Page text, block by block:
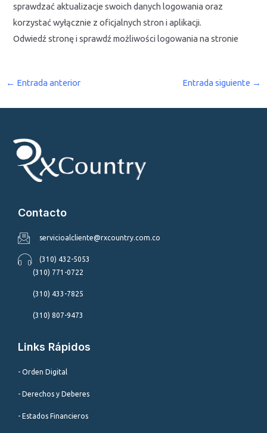
sprawdzać aktualizacje swoich danych logowania oraz
korzystać wyłącznie z oficjalnych stron i aplikacji.
Odwiedź stronę i sprawdź możliwości logowania na stronie
← Entrada anterior Entrada siguiente →
Contacto
servicioalcliente@rxcountry.com.co
(310) 432-5053
(310) 771-0722
(310) 433-7825
(310) 807-9473
Links Rápidos
- Orden Digital
- Derechos y Deberes
- Estados Financieros